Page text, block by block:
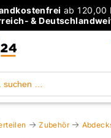
ab 120,00
&
Einloggen
Zubehör